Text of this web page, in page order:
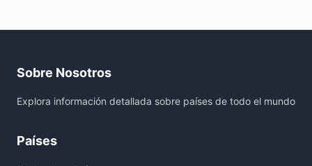
Sobre Nosotros
Explora información detallada sobre países de todo el mundo
Países